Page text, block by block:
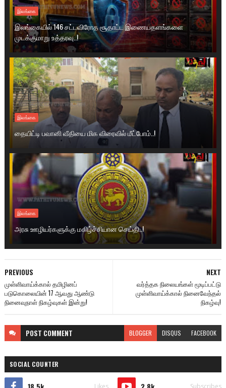
இலங்கை
இலங்கையில் 146 சட்டவிரோத சூதாட்ட இணையதளங்களை
முடக்குமாறு உத்தரவு..!
இலங்கை
தையிட்டி பவானி வீதியை மிக விரைவில் மீட்போம்..!
இலங்கை
அரசு ஊழியர்களுக்கு மகிழ்ச்சியான செய்தி..!
NEXT
வர்த்தக நிலையங்கள் மூடிப்பட்டு
முள்ளிவாய்க்கால் நினைவேந்தல்
நிகழ்வு!
PREVIOUS
முள்ளிவாய்க்கால் தமிழினப்
படுகொலையின் 17 ஆவது ஆண்டு
நினைவுநாள் நிகழ்வுகள் இன்று!
POST COMMENT BLOGGER DISQUS FACEBOOK
SOCIAL COUNTER